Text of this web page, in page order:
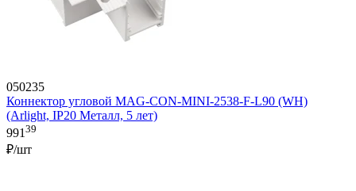
050235
Коннектор угловой MAG-CON-MINI-2538-F-L90 (WH)
(Arlight, IP20 Металл, 5 лет)
99139
₽/шт